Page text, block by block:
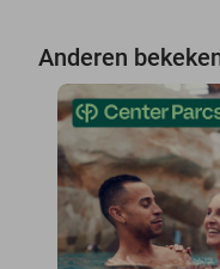
Anderen